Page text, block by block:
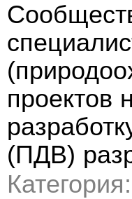
проектов
(ПДВ)
Категория: